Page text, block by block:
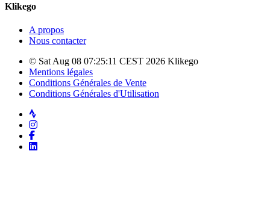
Klikego
A propos
Nous contacter
© Sat Aug 08 07:25:11 CEST 2026 Klikego
Mentions légales
Conditions Générales de Vente
Conditions Générales d'Utilisation
Strava
Instagram
Facebook
LinkedIn